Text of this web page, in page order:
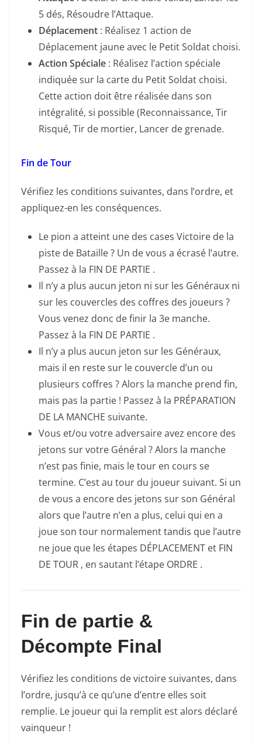
5 dés, Résoudre l’Attaque.
Déplacement : Réalisez 1 action de
Déplacement jaune avec le Petit Soldat choisi.
Action Spéciale : Réalisez l’action spéciale
indiquée sur la carte du Petit Soldat choisi.
Cette action doit être réalisée dans son
intégralité, si possible (Reconnaissance, Tir
Risqué, Tir de mortier, Lancer de grenade.
Fin de Tour
Vérifiez les conditions suivantes, dans l’ordre, et
appliquez-en les conséquences.
Le pion a atteint une des cases Victoire de la
piste de Bataille ? Un de vous a écrasé l’autre.
Passez à la FIN DE PARTIE .
Il n’y a plus aucun jeton ni sur les Généraux ni
sur les couvercles des coffres des joueurs ?
Vous venez donc de finir la 3e manche.
Passez à la FIN DE PARTIE .
Il n’y a plus aucun jeton sur les Généraux,
mais il en reste sur le couvercle d’un ou
plusieurs coffres ? Alors la manche prend fin,
mais pas la partie ! Passez à la PRÉPARATION
DE LA MANCHE suivante.
Vous et/ou votre adversaire avez encore des
jetons sur votre Général ? Alors la manche
n’est pas finie, mais le tour en cours se
termine. C’est au tour du joueur suivant. Si un
de vous a encore des jetons sur son Général
alors que l’autre n’en a plus, celui qui en a
joue son tour normalement tandis que l’autre
ne joue que les étapes DÉPLACEMENT et FIN
DE TOUR , en sautant l’étape ORDRE .
Fin de partie &
Décompte Final
Vérifiez les conditions de victoire suivantes, dans
l’ordre, jusqu’à ce qu’une d’entre elles soit
remplie. Le joueur qui la remplit est alors déclaré
vainqueur !